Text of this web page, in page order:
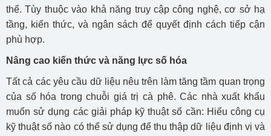
thể. Tùy thuộc vào khả năng truy cập công nghệ, cơ sở hạ
tầng, kiến thức, và ngân sách để quyết định cách tiếp cận
phù hợp.
Nâng cao kiến thức và năng lực số hóa
Tất cả các yêu cầu dữ liệu nêu trên làm tăng tầm quan trọng
của số hóa trong chuỗi giá trị cà phê. Các nhà xuất khẩu
muốn sử dụng các giải pháp kỹ thuật số cần: Hiểu công cụ
kỹ thuật số nào có thể sử dụng để thu thập dữ liệu định vị và